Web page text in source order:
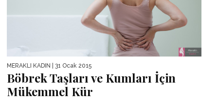
MERAKLI KADIN | 31 Ocak 2015
Böbrek Taşları ve Kumları İçin
Mükemmel Kür